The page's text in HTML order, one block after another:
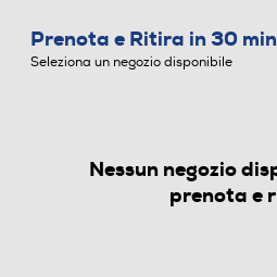
AURICOLARI
Prenota e Ritira in 30
Seleziona un negozio disponibile
Nessun negozio
prenota e